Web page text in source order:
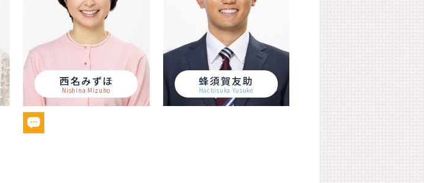
西名みずほ
Nishina Mizuho
蜂須賀友助
Hachisuka Yusuke